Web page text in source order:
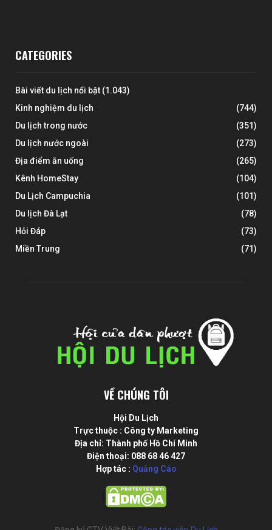
CATEGORIES
Bài viết du lịch nổi bật (1.043)
Kinh nghiệm du lịch
(744)
Du lịch trong nước
(351)
Du lịch nước ngoài
(273)
Địa điểm ăn uống
(265)
Kênh HomeStay
(104)
Du Lịch Campuchia
(101)
Du lịch Đà Lạt
(78)
Hỏi Đáp
(73)
Miền Trung
(71)
VỀ CHÚNG TÔI
Hội Du Lịch
Trực thuộc : Công ty Marketing
Địa chỉ: Thành phố Hồ Chí Minh
Điện thoại: 088 68 46 427
Hợp tác : Quảng Cáo